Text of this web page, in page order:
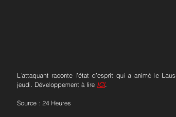
L’attaquant raconte l’état d’esprit qui a animé le
jeudi. Développement à lire ICI.
Source : 24 Heures